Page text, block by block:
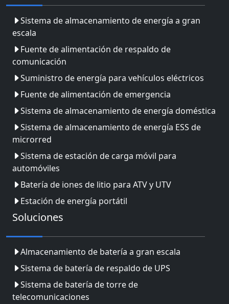
Sistema de almacenamiento de energía a gran
escala
Fuente de alimentación de respaldo de
comunicación
Suministro de energía para vehículos eléctricos
Fuente de alimentación de emergencia
Sistema de almacenamiento de energía doméstica
Sistema de almacenamiento de energía ESS de
microrred
Sistema de estación de carga móvil para
automóviles
Batería de iones de litio para ATV y UTV
Estación de energía portátil
Soluciones
Almacenamiento de batería a gran escala
Sistema de batería de respaldo de UPS
Sistema de batería de torre de
telecomunicaciones